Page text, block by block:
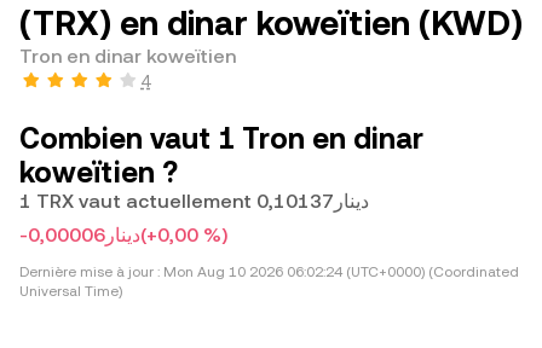
(TRX) en dinar koweïtien (KWD)
Tron en dinar koweïtien
4
Combien vaut 1 Tron en dinar
koweïtien ?
1 TRX vaut actuellement دينار0,10137
-دينار0,00006(+0,00 %)
Dernière mise à jour : Mon Aug 10 2026 06:02:24 (UTC+0000) (Coordinated
Universal Time)